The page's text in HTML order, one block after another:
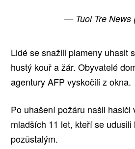
— Tuoi Tre News
Lidé se snažili plameny uhasit
hustý kouř a žár. Obyvatelé
agentury AFP vyskočili z okna.
Po uhašení požáru našli
mladších 11 let, kteří se
pozůstalým.